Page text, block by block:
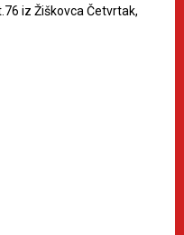
iz Žiškovca Četvrtak,